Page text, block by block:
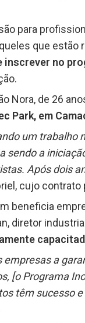
para
que estão
inscrever no
Nora, de 26
Park, em
um trabalho
sendo a
Após dois
cujo
beneficia
diretor
empresas a
[o Programa
têm sucesso